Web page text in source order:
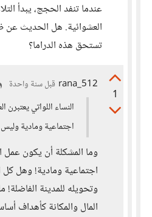
عندما تنفد الحجج، يبدأ
العشوائية. هل الحديث عن
تستحق هذه الدراما؟
1
rana_512 قبل سنة واحدة
النساء اللواتي
اجتماعية ومادية
وما المشكلة أن يكون عمل
اجتماعية ومادية! وهل كل
وتحويله للمدينة
المال والمكانة كأهداف